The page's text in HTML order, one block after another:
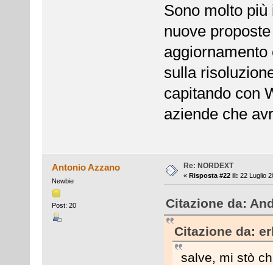
Sono molto
nuove
sulla
capitando con
aziende che
Antonio Azzano
Newbie
Post: 20
Re: NORDEXT
« Risposta #22 il: 22 Luglio
Citazione da:
Citazione da:
salve, mi stò